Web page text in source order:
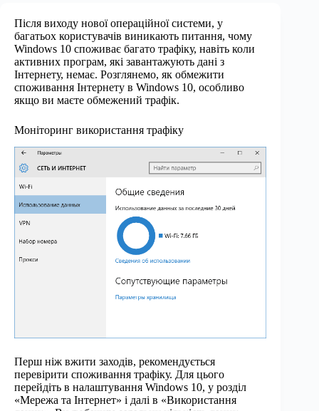
Після виходу нової операційної системи, у
багатьох користувачів виникають питання, чому
Windows 10 споживає багато трафіку, навіть коли
активних програм, які завантажують дані з
Інтернету, немає. Розглянемо, як обмежити
споживання Інтернету в Windows 10, особливо
якщо ви маєте обмежений трафік.
Моніторинг використання трафіку
Перш ніж вжити заходів, рекомендується
перевірити споживання трафіку. Для цього
перейдіть в налаштування Windows 10, у розділ
«Мережа та Інтернет» і далі в «Використання